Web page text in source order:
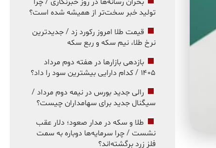
تولید خبر سخت‌تر از همیشه شده است؟
قیمت طلا امروز رکورد زد / جدیدترین
نرخ طلا، نیم سکه و ربع سکه
بازدهی بازارها در هفته دوم مرداد
۱۴۰۵ / کدام دارایی بیشترین سود را داد؟
رالی جدید بورس در نیمه دوم مرداد /
سیگنال جدید برای سهامداران چیست؟
طلا و سکه در مدار صعود؛ دلار عقب
نشست / چرا سرمایه‌ها دوباره به سمت
فلز زرد برگشته‌اند؟